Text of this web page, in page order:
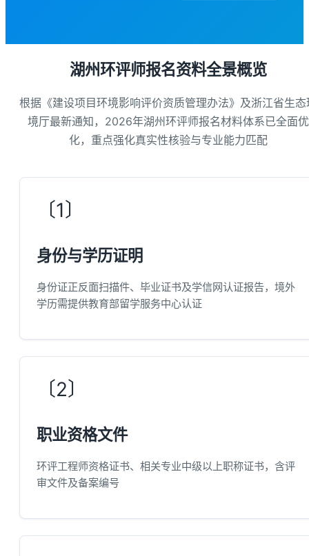
湖州环评师报名资料全景概览
根据《建设项目环境影响评价资质管理办法》及浙江省生态
境厅最新通知，2026年湖州环评师报名材料体系已全面优
化，重点强化真实性核验与专业能力匹配
〔1〕
身份与学历证明
身份证正反面扫描件、毕业证书及学信网认证报告，境外
学历需提供教育部留学服务中心认证
〔2〕
职业资格文件
环评工程师资格证书、相关专业中级以上职称证书，含评
审文件及备案编号